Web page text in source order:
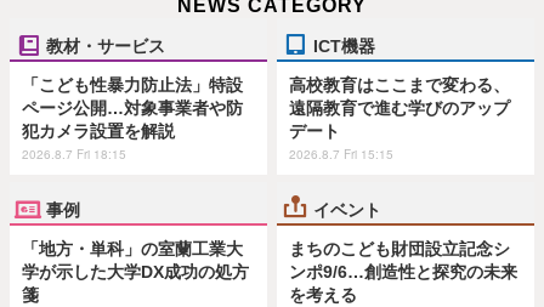
NEWS CATEGORY
教材・サービス
「こども性暴力防止法」特設
ページ公開…対象事業者や防
犯カメラ設置を解説
2026.8.7 Fri 18:15
ICT機器
高校教育はここまで変わる、
遠隔教育で進む学びのアップ
デート
2026.8.7 Fri 15:15
事例
「地方・単科」の室蘭工業大
学が示した大学DX成功の処方
箋
イベント
まちのこども財団設立記念シ
ンポ9/6…創造性と探究の未来
を考える